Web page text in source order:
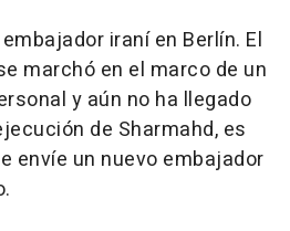
iraní en Berlín. El
marchó en el marco de un
y aún no ha llegado
de Sharmahd, es
envíe un nuevo embajador